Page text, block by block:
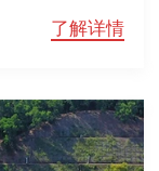
了解详情